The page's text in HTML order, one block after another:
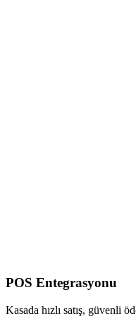
POS Entegrasyonu
Kasada hızlı satış, güvenli